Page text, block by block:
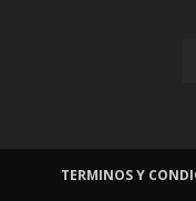
TERMINOS Y